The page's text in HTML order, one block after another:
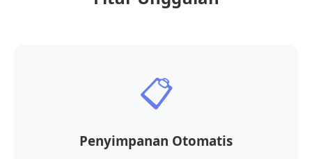
📋
Penyimpanan Otomatis